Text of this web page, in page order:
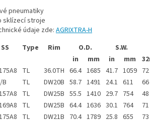
pneumatiky
sklízecí stroje
údaje zde: AGRIXTRA-H
Type Rim O.D.
S.W.
in
mm in mm
TL 36.0TH 66.4 1685 41.7 1059 72
B TL DW20B 58.7 1491 24.1 611
66
TL DW25B 55.5 1410 29.7 754
48
TL DW25B 64.4 1636 30.1 764
71
TL DW21B 70.4 1789 25.8 655
73